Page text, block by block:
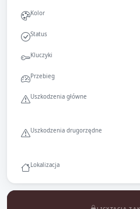
Kolor
Status
Kluczyki
Przebieg
Uszkodzenia główne
Uszkodzenia drugorzędne
Lokalizacja